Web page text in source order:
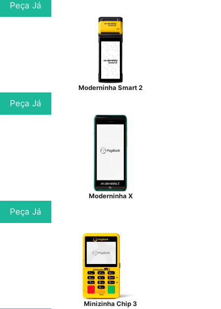
Peça Já
Moderninha Smart 2
Peça Já
Moderninha X
Peça Já
Minizinha Chip 3